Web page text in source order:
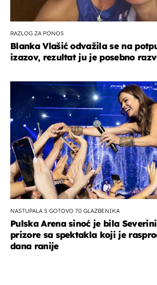
RAZLOG ZA PONOS
Blanka Vlašić odvažila se na
izazov, rezultat ju je posebno
NASTUPALA S GOTOVO 70 GLAZBENIKA
Pulska Arena sinoć je bila
prizore sa spektakla koji je
dana ranije